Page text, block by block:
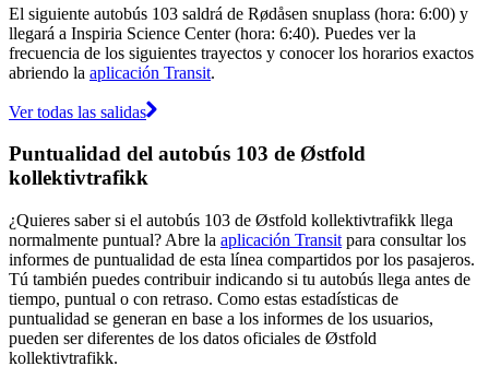
El siguiente autobús 103 saldrá de Rødåsen snuplass (hora: 6:00) y
llegará a Inspiria Science Center (hora: 6:40). Puedes ver la
frecuencia de los siguientes trayectos y conocer los horarios exactos
abriendo la aplicación Transit.
Ver todas las salidas
Puntualidad del autobús 103 de Østfold
kollektivtrafikk
¿Quieres saber si el autobús 103 de Østfold kollektivtrafikk llega
normalmente puntual? Abre la aplicación Transit para consultar los
informes de puntualidad de esta línea compartidos por los pasajeros.
Tú también puedes contribuir indicando si tu autobús llega antes de
tiempo, puntual o con retraso. Como estas estadísticas de
puntualidad se generan en base a los informes de los usuarios,
pueden ser diferentes de los datos oficiales de Østfold
kollektivtrafikk.